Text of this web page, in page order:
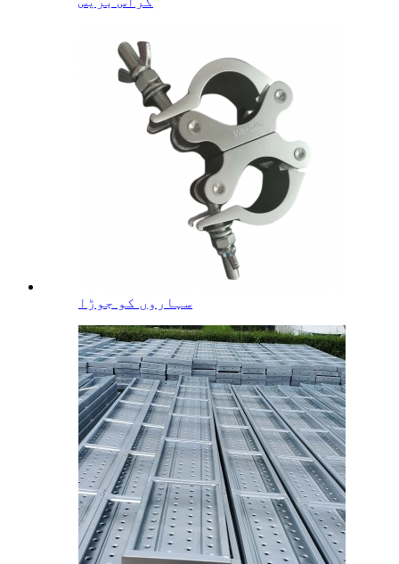
سہاروں کو جوڑا